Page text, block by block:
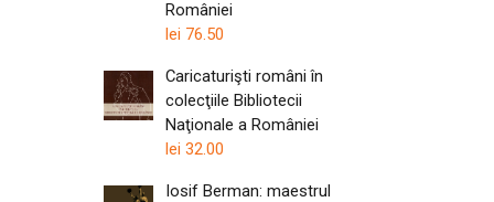
României
lei 76.50
Caricaturişti români în
colecţiile Bibliotecii
Naţionale a României
lei 32.00
Iosif Berman: maestrul